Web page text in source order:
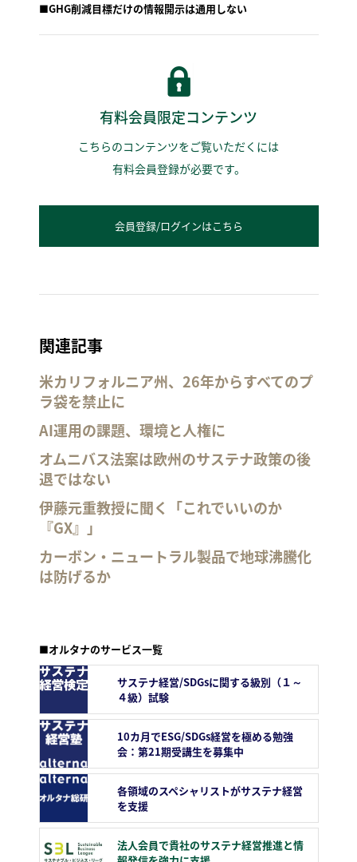
■GHG削減目標だけの情報開示は通用しない
有料会員限定コンテンツ
こちらのコンテンツをご覧いただくには
有料会員登録が必要です。
会員登録/ログインはこちら
関連記事
米カリフォルニア州、26年からすべてのプ
ラ袋を禁止に
AI運用の課題、環境と人権に
オムニバス法案は欧州のサステナ政策の後
退ではない
伊藤元重教授に聞く「これでいいのか
『GX』」
カーボン・ニュートラル製品で地球沸騰化
は防げるか
■オルタナのサービス一覧
サステナ経営/SDGsに関する級別（１～
４級）試験
10カ月でESG/SDGs経営を極める勉強
会：第21期受講生を募集中
各領域のスペシャリストがサステナ経営
を支援
法人会員で貴社のサステナ経営推進と情